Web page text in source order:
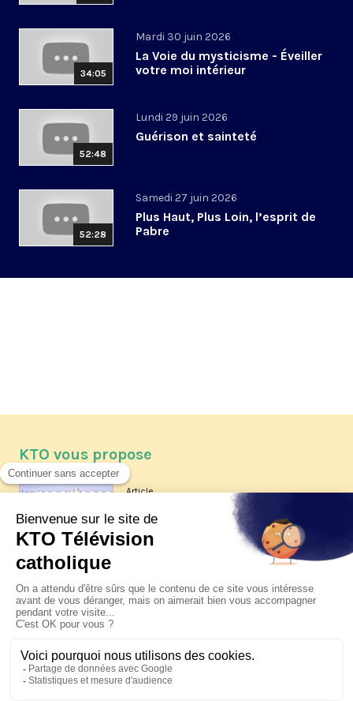
34:05
Mardi 30 juin 2026
La Voie du mysticisme - Éveiller
votre moi intérieur
52:48
Lundi 29 juin 2026
Guérison et sainteté
52:28
Samedi 27 juin 2026
Plus Haut, Plus Loin, l’esprit de
Pabre
KTO vous propose
Article
Les reportages d'été 2026 de KTO
La visite pastorale du pape Léon
XIV à Assise à suivre sur KTO le
jeudi 6 août
Le pape en Uruguay, Argentine et
Pérou du 6 au 17 novembre 2026